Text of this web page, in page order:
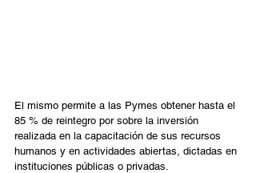
El mismo permite a las Pymes obtener hasta el
85 % de reintegro por sobre la inversión
realizada en la capacitación de sus recursos
humanos y en actividades abiertas, dictadas en
instituciones públicas o privadas.